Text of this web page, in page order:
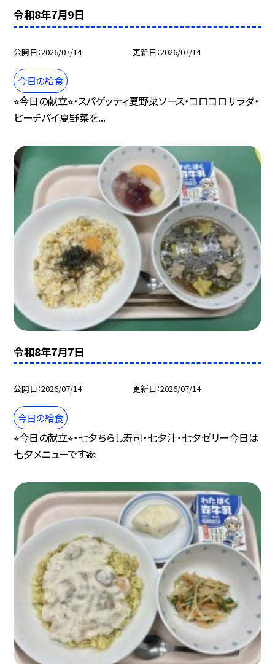
令和8年7月9日
公開日 2026/07/14 更新日 2026/07/14
今日の給食
⭐︎今日の献立⭐︎・スパゲッティ夏野菜ソース・コロコロサラダ・
ピーチパイ夏野菜を...
令和8年7月7日
公開日 2026/07/14 更新日 2026/07/14
今日の給食
⭐︎今日の献立⭐︎・七夕ちらし寿司・七夕汁・七夕ゼリー今日は
七夕メニューです🎋